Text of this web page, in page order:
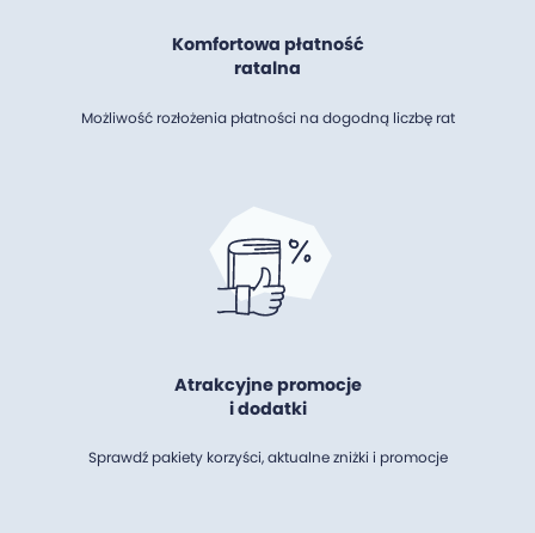
Komfortowa płatność
ratalna
Możliwość rozłożenia płatności na dogodną liczbę rat
Atrakcyjne promocje
i dodatki
Sprawdź pakiety korzyści, aktualne zniżki i promocje